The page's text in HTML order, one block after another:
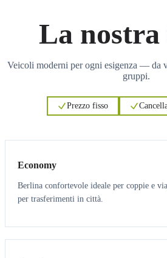
La
Veicoli moderni per ogni esigenza — da
gruppi.
Prezzo fisso
Economy
Berlina confortevole ideale per coppie e
per trasferimenti in città.
3 3